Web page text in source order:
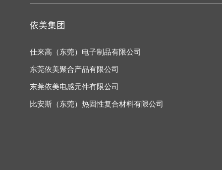
依美集团
仕来高（东莞）电子制品有限公司
东莞依美聚合产品有限公司
东莞依美电感元件有限公司
比安斯（东莞）热固性复合材料有限公司